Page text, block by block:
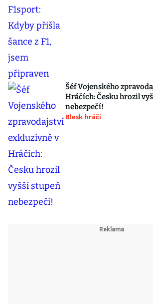
Šéf Vojenského
Hráčích: Česku hrozil
nebezpečí!
Blesk hráči